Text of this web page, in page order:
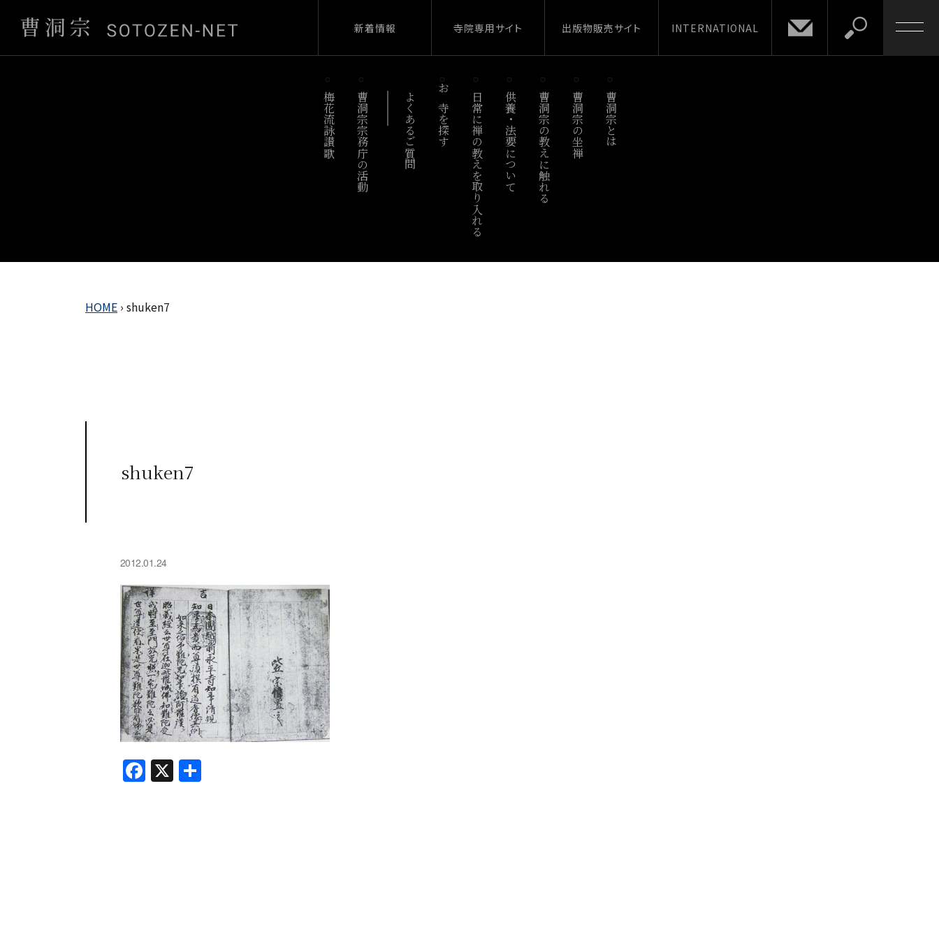
新着情報 寺院専用サイト 出版物販売サイト INTERNATIONAL
梅花流詠讃歌 曹洞宗宗務庁の活動 よくあるご質問 お寺を探す 日常に禅の教えを取り入れる 供養・法要について 曹洞宗の教えに触れる 曹洞宗の坐禅 曹洞宗とは
HOME › shuken7
shuken7
2012.01.24
F
a
X